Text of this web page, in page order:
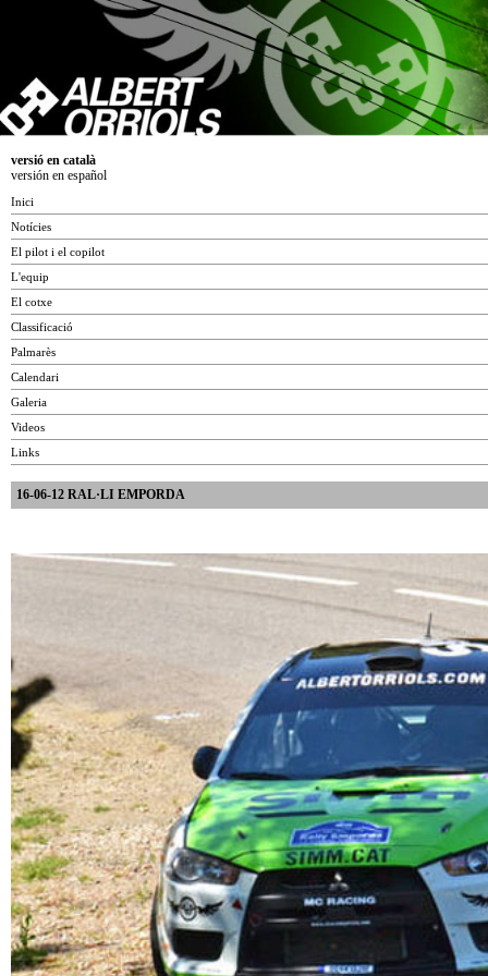
versió en català
versión en español
Inici
Notícies
El pilot i el copilot
L'equip
El cotxe
Classificació
Palmarès
Calendari
Galeria
Videos
Links
16-06-12 RAL·LI EMPORDA